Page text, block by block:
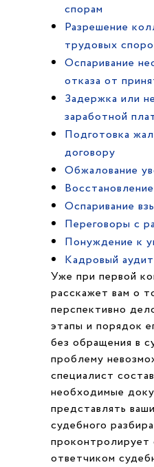
спорам
Разрешение
трудовых
Оспаривание
отказа от
Задержка или
заработной
Подготовка
договору
Обжалование
Оспаривание
Переговоры с
Понуждение к
Кадровый аудит
Уже при первой
расскажет вам о
перспективно
этапы и порядок
без обращения в
проблему
специалист
необходимые
представлять
судебного
ответчиком